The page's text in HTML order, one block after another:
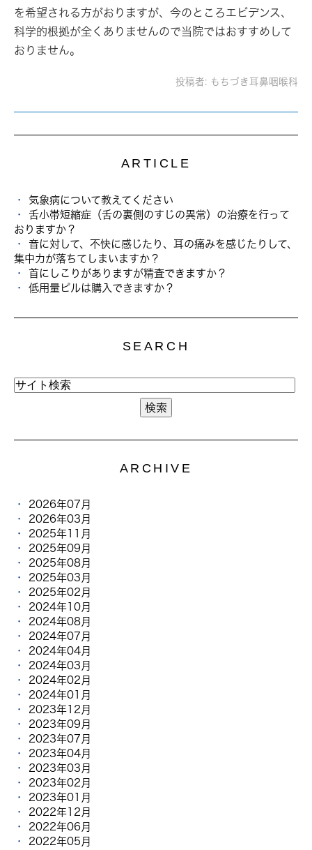
を希望される方がおりますが、今のところエビデンス、
科学的根拠が全くありませんので当院ではおすすめして
おりません。
投稿者: もちづき耳鼻咽喉科
ARTICLE
気象病について教えてください
舌小帯短縮症（舌の裏側のすじの異常）の治療を行って
おりますか？
音に対して、不快に感じたり、耳の痛みを感じたりして、
集中力が落ちてしまいますか？
首にしこりがありますが精査できますか？
低用量ピルは購入できますか？
SEARCH
ARCHIVE
2026年07月
2026年03月
2025年11月
2025年09月
2025年08月
2025年03月
2025年02月
2024年10月
2024年08月
2024年07月
2024年04月
2024年03月
2024年02月
2024年01月
2023年12月
2023年09月
2023年07月
2023年04月
2023年03月
2023年02月
2023年01月
2022年12月
2022年06月
2022年05月